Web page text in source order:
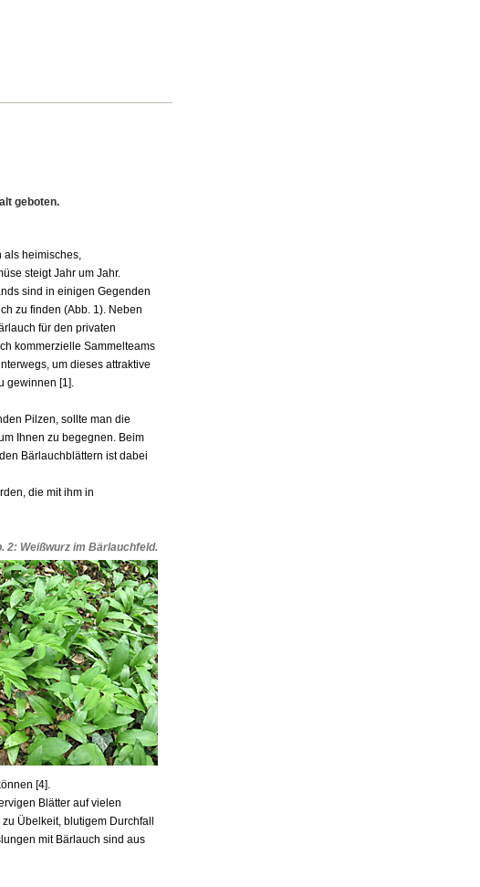
geboten.
als heimisches,
steigt Jahr um Jahr.
sind in einigen Gegenden
zu finden (Abb. 1). Neben
für den privaten
kommerzielle Sammelteams
um dieses attraktive
gewinnen [1].
Pilzen, sollte man die
Ihnen zu begegnen. Beim
Bärlauchblättern ist dabei
die mit ihm in
2: Weißwurz im Bärlauchfeld.
[4].
Blätter auf vielen
Übelkeit, blutigem Durchfall
mit Bärlauch sind aus